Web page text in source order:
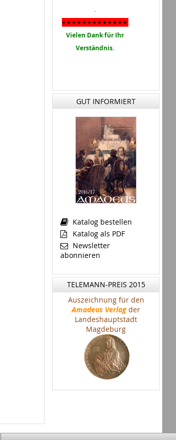
.
+ + + + + + + + + + + + +
Vielen Dank für Ihr
Verständnis.
GUT INFORMIERT
Katalog bestellen
Katalog als PDF
Newsletter
abonnieren
TELEMANN-PREIS 2015
Auszeichnung für den
Amadeus Verlag der
Landeshauptstadt
Magdeburg